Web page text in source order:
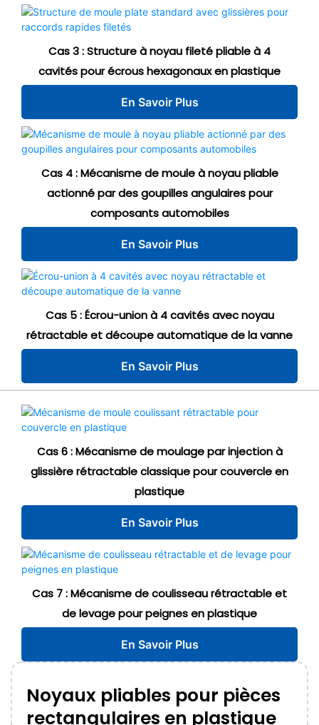
Cas 3 :Structure à noyau fileté pliable à 4
cavités pour écrous hexagonaux en plastique
En Savoir Plus
Cas 4 : Mécanisme de moule à noyau pliable
actionné par des goupilles angulaires pour
composants automobiles
En Savoir Plus
Cas 5 : Écrou-union à 4 cavités avec noyau
rétractable et découpe automatique de la vanne
En Savoir Plus
Cas 6 : Mécanisme de moulage par injection à
glissière rétractable classique pour couvercle en
plastique
En Savoir Plus
Cas 7 : Mécanisme de coulisseau rétractable et
de levage pour peignes en plastique
En Savoir Plus
Noyaux pliables pour pièces
rectangulaires en plastique